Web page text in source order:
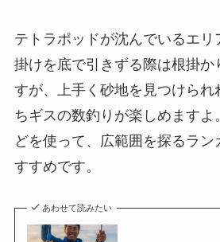
テトラポッドが沈んでいるエリ
掛けを底で引きずる際は根掛か
すが、上手く砂地を見つけられ
ちギスの数釣りが楽しめますよ
どを使って、広範囲を探るラ
すすめです。
あわせて読みたい